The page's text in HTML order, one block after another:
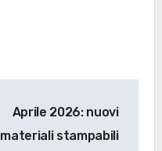
Aprile 2026: nuovi
materiali stampabili